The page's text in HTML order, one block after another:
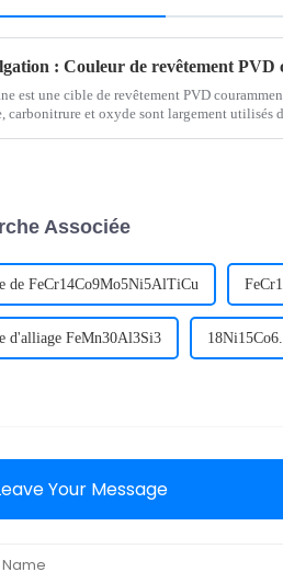
est une cible de revêtement PVD
carbonitrure et oxyde sont largement utilisés
Associée
de FeCr14Co9Mo5Ni5AlTiCu
d'alliage FeMn30Al3Si3
Your Message